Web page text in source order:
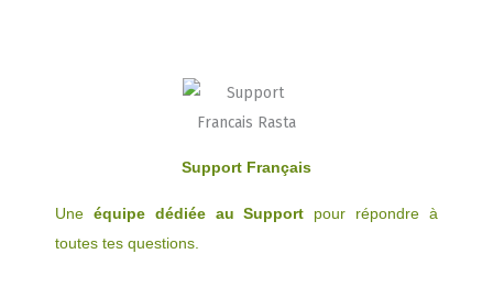
Support Français
Une équipe dédiée au Support pour répondre à
toutes tes questions.